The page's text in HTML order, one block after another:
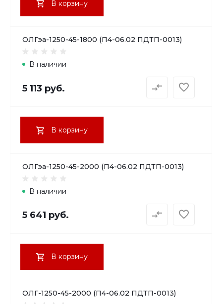
В корзину
ОЛГэа-1250-45-1800 (П4-06.02 ПДТП-0013)
В наличии
5 113 руб.
В корзину
ОЛГэа-1250-45-2000 (П4-06.02 ПДТП-0013)
В наличии
5 641 руб.
В корзину
ОЛГ-1250-45-2000 (П4-06.02 ПДТП-0013)